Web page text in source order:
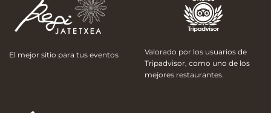
El mejor sitio para tus eventos
Valorado por los usuarios de
Tripadvisor, como uno de los
mejores restaurantes.